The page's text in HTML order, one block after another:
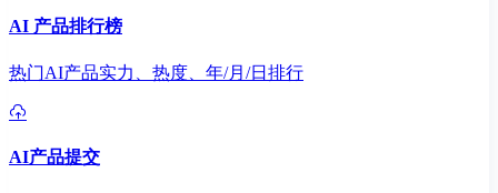
AI 产品排行榜
热门AI产品实力、热度、年/月/日排行
AI产品提交